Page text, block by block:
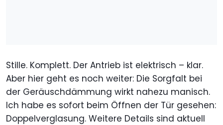
Stille. Komplett. Der Antrieb ist elektrisch – klar.
Aber hier geht es noch weiter: Die Sorgfalt bei
der Geräuschdämmung wirkt nahezu manisch.
Ich habe es sofort beim Öffnen der Tür gesehen:
Doppelverglasung. Weitere Details sind aktuell